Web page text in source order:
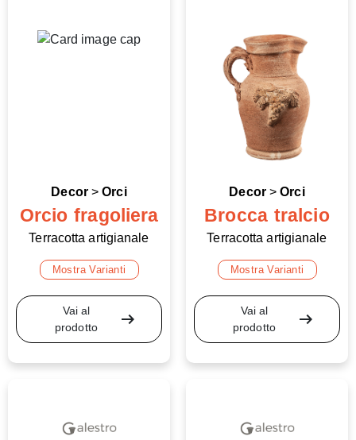
Decor>Orci
Orcio fragoliera
Terracotta artigianale
Mostra Varianti
Vai al
prodotto
arrow_right_alt
Decor>Orci
Brocca tralcio
Terracotta artigianale
Mostra Varianti
Vai al
prodotto
arrow_right_alt